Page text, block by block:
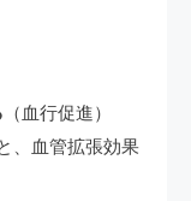
（血行促進）
、血管拡張効果